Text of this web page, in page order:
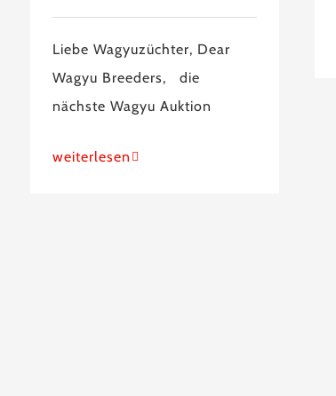
Liebe Wagyuzüchter, Dear
Wagyu Breeders, die
nächste Wagyu Auktion
weiterlesen